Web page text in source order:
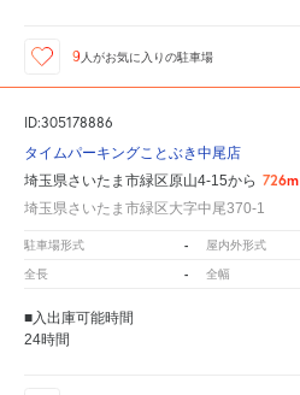
9 人がお気に入りの駐車場
ID:305178886
タイムパーキングことぶき中尾店
埼玉県さいたま市緑区原山4-15から 726m
埼玉県さいたま市緑区大字中尾370-1
駐車場形式 - 屋内外形式
全長 - 全幅
■入出庫可能時間
24時間